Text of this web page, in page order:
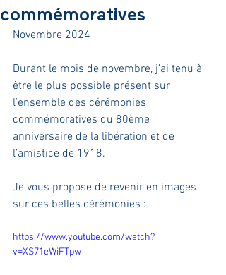
commémoratives
Novembre 2024
Durant le mois de novembre, j’ai tenu à
être le plus possible présent sur
l’ensemble des cérémonies
commémoratives du 80ème
anniversaire de la libération et de
l’amistice de 1918.
Je vous propose de revenir en images
sur ces belles cérémonies :
https://www.youtube.com/watch?
v=XS71eWiFTpw